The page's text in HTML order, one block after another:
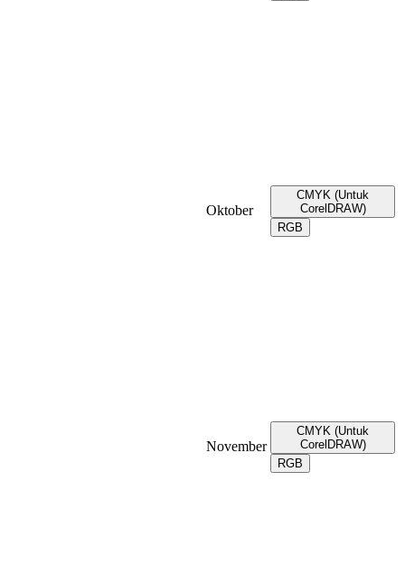
Oktober
CMYK (Untuk
CorelDRAW)
RGB
November
CMYK (Untuk
CorelDRAW)
RGB